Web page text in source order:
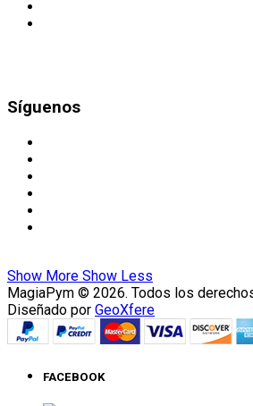
Síguenos
Show More Show Less
MagiaPym © 2026. Todos los
Diseñado por GeoXfere
FACEBOOK